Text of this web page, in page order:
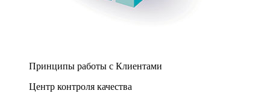
Принципы работы с Клиентами
Центр контроля качества